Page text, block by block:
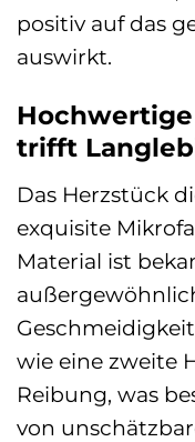
positiv auf das
auswirkt.
trifft
Das Herzstück
exquisite
Material ist
wie eine zweite
Reibung, was
von